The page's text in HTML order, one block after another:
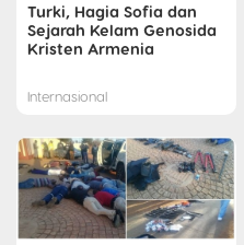
Turki, Hagia Sofia dan
Sejarah Kelam Genosida
Kristen Armenia
Internasional